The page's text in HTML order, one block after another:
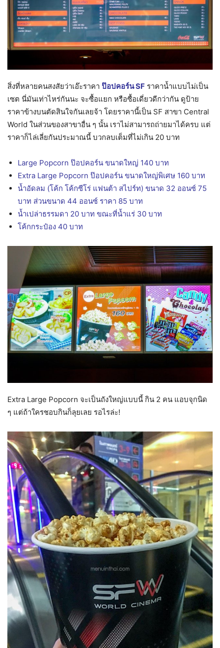
สิ่งที่หลายคนสงสัยว่าเอ๊ะราคา ป๊อปคอร์น SF ราคาน้ำแบบไม่เป็น
เซต นี่มันเท่าไหร่กันนะ จะซื้อแยก หรือซื้อเดี่ยวดีกว่ากัน ดูป้าย
ราคาข้างบนตัดสินใจกันเลยจ้า โดยราคานี้เป็น SF สาขา Central
World ในส่วนของสาขาอื่น ๆ นั้น เราไม่สามารถถ่ายมาได้ครบ แต่
ราคาก็ไล่เลี่ยกันประมาณนี้ บวกลบเต็มที่ไม่เกิน 20 บาท
Large Popcorn ป๊อปคอร์น ขนาดใหญ่ 140 บาท
Extra Large Popcorn ป๊อปคอร์น ขนาดใหญ่พิเศษ 160 บาท
น้ำอัดลม (โค้ก โค้กซีโร่ แฟนต้า สไปร์ท) ขนาด 32 ออนซ์ 75
บาท ส่วนขนาด 44 ออนซ์ ราคา 85 บาท
น้ำเปล่าธรรมดา 20 บาท ขณะที่น้ำแร่ 30 บาท
โค้กกระป๋อง 40 บาท
Extra Large Popcorn จะเป็นถังใหญ่แบบนี้ กิน 2 คน แอบจุกนิด
ๆ แต่ถ้าใครชอบกินก็ลุยเลย รอไรล่ะ!